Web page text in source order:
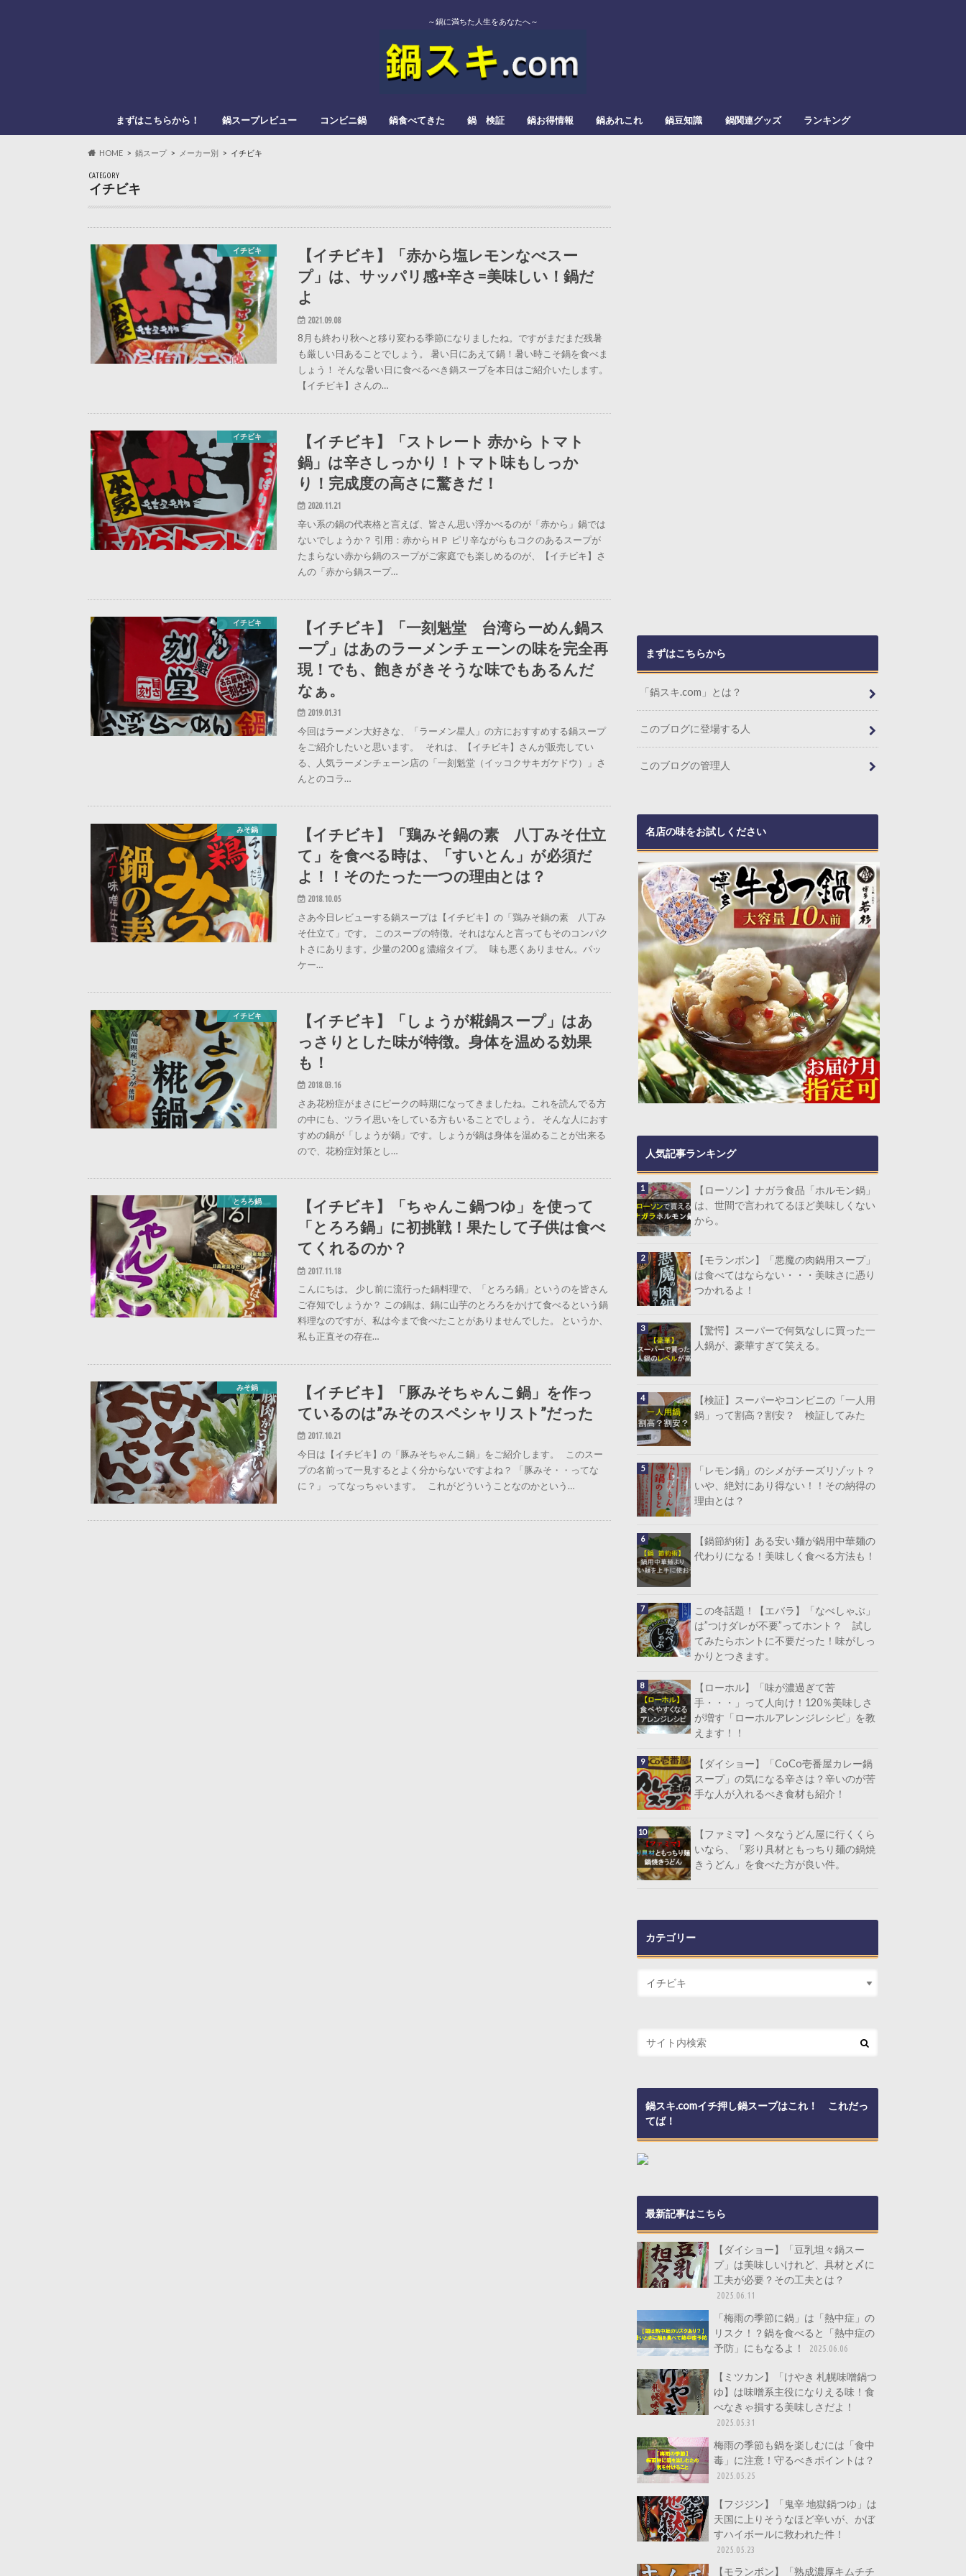
～鍋に満ちた人生をあなたへ～
まずはこちらから！ 鍋スープレビュー コンビニ鍋 鍋食べてきた 鍋 検証 鍋お得情報 鍋あれこれ 鍋豆知識 鍋関連グッズ ランキング
HOME 鍋スープ メーカー別 イチビキ
CATEGORY
イチビキ
イチビキ
【イチビキ】「赤から塩レモンなべスー
プ」は、サッパリ感+辛さ=美味しい！鍋だ
よ
2021.09.08
8月も終わり秋へと移り変わる季節になりましたね。ですがまだまだ残暑
も厳しい日あることでしょう。 暑い日にあえて鍋！暑い時こそ鍋を食べま
しょう！ そんな暑い日に食べるべき鍋スープを本日はご紹介いたします。
【イチビキ】さんの…
イチビキ
【イチビキ】「ストレート 赤から トマト
鍋」は辛さしっかり！トマト味もしっか
り！完成度の高さに驚きだ！
2020.11.21
辛い系の鍋の代表格と言えば、皆さん思い浮かべるのが「赤から」鍋では
ないでしょうか？ 引用：赤からＨＰ ピリ辛ながらもコクのあるスープが
たまらない赤から鍋のスープがご家庭でも楽しめるのが、【イチビキ】さ
んの「赤から鍋スープ…
イチビキ
【イチビキ】「一刻魁堂 台湾らーめん鍋ス
ープ」はあのラーメンチェーンの味を完全再
現！でも、飽きがきそうな味でもあるんだ
なぁ。
2019.01.31
今回はラーメン大好きな、「ラーメン星人」の方におすすめする鍋スープ
をご紹介したいと思います。 それは、【イチビキ】さんが販売してい
る、人気ラーメンチェーン店の「一刻魁堂（イッコクサキガケドウ）」さ
んとのコラ…
みそ鍋
【イチビキ】「鶏みそ鍋の素 八丁みそ仕立
て」を食べる時は、「すいとん」が必須だ
よ！！そのたった一つの理由とは？
2018.10.05
さあ今日レビューする鍋スープは【イチビキ】の「鶏みそ鍋の素 八丁み
そ仕立て」です。 このスープの特徴。それはなんと言ってもそのコンパク
トさにあります。少量の200ｇ濃縮タイプ。 味も悪くありません。パッ
ケー…
イチビキ
【イチビキ】「しょうが糀鍋スープ」はあ
っさりとした味が特徴。身体を温める効果
も！
2018.03.16
さあ花粉症がまさにピークの時期になってきましたね。これを読んでる方
の中にも、ツライ思いをしている方もいることでしょう。 そんな人におす
すめの鍋が「しょうが鍋」です。しょうが鍋は身体を温めることが出来る
ので、花粉症対策とし…
とろろ鍋
【イチビキ】「ちゃんこ鍋つゆ」を使って
「とろろ鍋」に初挑戦！果たして子供は食べ
てくれるのか？
2017.11.18
こんにちは。 少し前に流行った鍋料理で、「とろろ鍋」というのを皆さん
ご存知でしょうか？ この鍋は、鍋に山芋のとろろをかけて食べるという鍋
料理なのですが、私は今まで食べたことがありませんでした。 というか、
私も正直その存在…
みそ鍋
【イチビキ】「豚みそちゃんこ鍋」を作っ
ているのは”みそのスペシャリスト”だった
2017.10.21
今日は【イチビキ】の「豚みそちゃんこ鍋」をご紹介します。 このスー
プの名前って一見するとよく分からないですよね？ 「豚みそ・・ってな
に？」 ってなっちゃいます。 これがどういうことなのかという…
まずはこちらから
「鍋スキ.com」とは？
このブログに登場する人
このブログの管理人
名店の味をお試しください
人気記事ランキング
【ローソン】ナガラ食品「ホルモン鍋」
は、世間で言われてるほど美味しくない
から。
【モランボン】「悪魔の肉鍋用スープ」
は食べてはならない・・・美味さに憑り
つかれるよ！
【驚愕】スーパーで何気なしに買った一
人鍋が、豪華すぎて笑える。
【検証】スーパーやコンビニの「一人用
鍋」って割高？割安？ 検証してみた
「レモン鍋」のシメがチーズリゾット？
いや、絶対にあり得ない！！その納得の
理由とは？
【鍋節約術】ある安い麺が鍋用中華麺の
代わりになる！美味しく食べる方法も！
この冬話題！【エバラ】「なべしゃぶ」
は”つけダレが不要”ってホント？ 試し
てみたらホントに不要だった！味がしっ
かりとつきます。
【ローホル】「味が濃過ぎて苦
手・・・」って人向け！120％美味しさ
が増す「ローホルアレンジレシピ」を教
えます！！
【ダイショー】「CoCo壱番屋カレー鍋
スープ」の気になる辛さは？辛いのが苦
手な人が入れるべき食材も紹介！
【ファミマ】ヘタなうどん屋に行くくら
いなら、「彩り具材ともっちり麺の鍋焼
きうどん」を食べた方が良い件。
カテゴリー
鍋スキ.comイチ押し鍋スープはこれ！ これだっ
てば！
最新記事はこちら
【ダイショー】「豆乳坦々鍋スー
プ」は美味しいけれど、具材と〆に
工夫が必要？その工夫とは？
2025.06.11
「梅雨の季節に鍋」は「熱中症」の
リスク！？鍋を食べると「熱中症の
予防」にもなるよ！
2025.06.06
【ミツカン】「けやき 札幌味噌鍋つ
ゆ】は味噌系主役になりえる味！食
べなきゃ損する美味しさだよ！
2025.05.31
梅雨の季節も鍋を楽しむには「食中
毒」に注意！守るべきポイントは？
2025.05.25
【フジジン】「鬼辛 地獄鍋つゆ」は
天国に上りそうなほど辛いが、かぼ
すハイボールに救われた件！
2025.05.23
【モランボン】「熟成濃厚キムチチ